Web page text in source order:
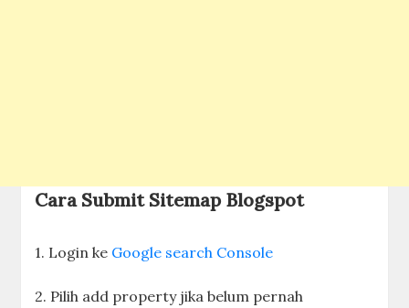
Cara Submit Sitemap Blogspot
1. Login ke Google search Console
2. Pilih add property jika belum pernah